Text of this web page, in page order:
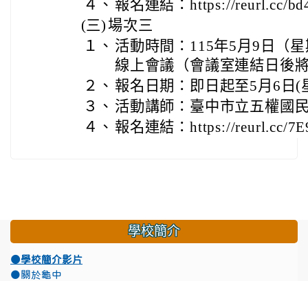
４、 報名連結：https://reurl.cc/
(三)場次三
１、 活動時間：115年5月9日（
線上會議（會議室連結日後
２、 報名日期：即日起至5月6日(
３、 活動講師：臺中市立五權國
４、 報名連結：https://reurl.cc/
學校簡介
●學校簡介影片
●關於龜中